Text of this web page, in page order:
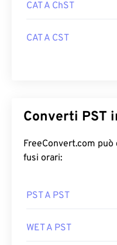
CAT A ChST
CAT A CST
Converti PST
FreeConvert.com
fusi orari:
PST A PST
WET A PST